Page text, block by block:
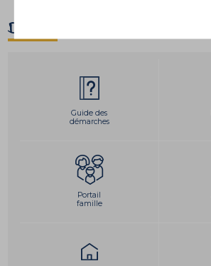
D'un clic
Guide des
démarches
Portail
famille